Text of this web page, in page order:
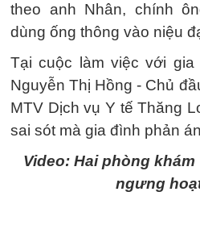
theo anh Nhân, chính
dùng ống thông vào niệu
Tại cuộc làm việc với
Nguyễn Thị Hồng - Chủ
MTV Dịch vụ Y tế Thăng
sai sót mà gia đình phản
Video: Hai phòng
ngưng